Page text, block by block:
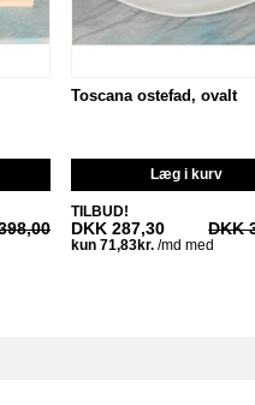
Toscana ostefad, ovalt
Læg i kurv
TILBUD!
DKK 287,30 DKK